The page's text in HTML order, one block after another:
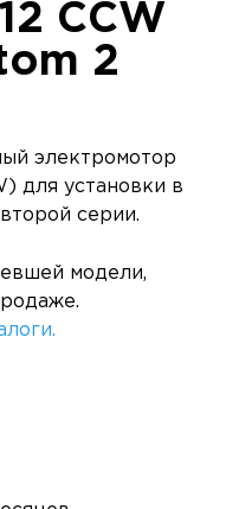
CCW
2
электромотор
для установки в
серии.
модели,